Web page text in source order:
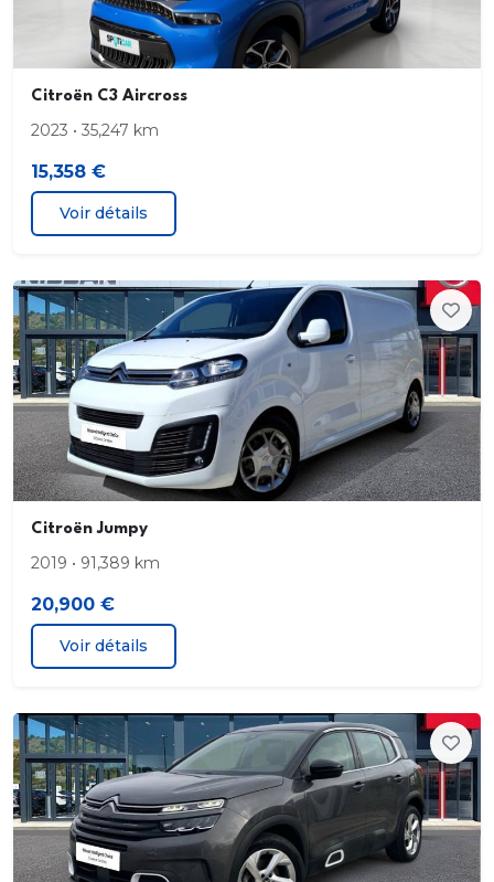
Citroën C3 Aircross
2023 • 35,247 km
15,358 €
Voir détails
Citroën Jumpy
2019 • 91,389 km
20,900 €
Voir détails